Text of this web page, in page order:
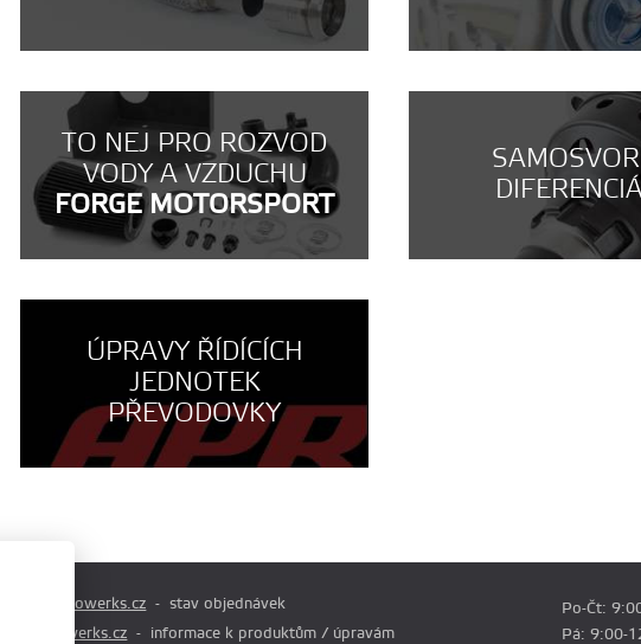
TO NEJ PRO ROZVOD
VODY A VZDUCHU
FORGE MOTORSPORT
ÚPRAVY ŘÍDÍCÍCH
JEDNOTEK
PŘEVODOVKY
prodej@autowerks.cz
stav objednávek
info@autowerks.cz
informace k produktům / úpravám
Po-Čt:
Pá: 9:00-